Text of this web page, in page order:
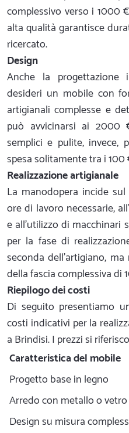
complessivo verso i 1000
alta qualità garantisce
ricercato.
Design
Anche la progettazione
desideri un mobile con
artigianali complesse e
può avvicinarsi ai 2000
semplici e pulite, invece,
spesa solitamente tra i
Realizzazione artigianale
La manodopera incide
ore di lavoro necessarie,
e all'utilizzo di macchinari
per la fase di
seconda dell'artigiano,
della fascia complessiva di
Riepilogo dei costi
Di seguito presentiamo
costi indicativi per la
a Brindisi. I prezzi si
Caratteristica del mobile
Progetto base in legno
Arredo con metallo o vetro
Design su misura